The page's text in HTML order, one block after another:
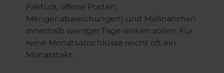
Faktura, offene Posten,
Mengenabweichungen) und Maßnahmen
innerhalb weniger Tage wirken sollen. Für
reine Monatsabschlüsse reicht oft ein
Monatstakt.